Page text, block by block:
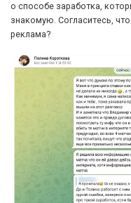
о способе заработка,
знакомую. Согласитесь,
реклама?